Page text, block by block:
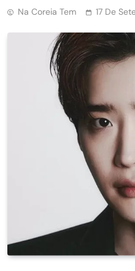
Na Coreia Tem 17 De